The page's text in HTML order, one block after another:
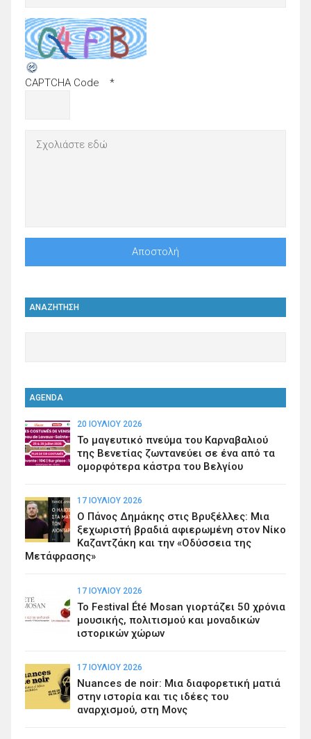
CAPTCHA Code *
ΑΝΑΖΗΤΗΣΗ
AGENDA
20 ΙΟΥΛΊΟΥ 2026
Το μαγευτικό πνεύμα του Καρναβαλιού
της Βενετίας ζωντανεύει σε ένα από τα
ομορφότερα κάστρα του Βελγίου
17 ΙΟΥΛΊΟΥ 2026
Ο Πάνος Δημάκης στις Βρυξέλλες: Μια
ξεχωριστή βραδιά αφιερωμένη στον Νίκο
Καζαντζάκη και την «Οδύσσεια της
Μετάφρασης»
17 ΙΟΥΛΊΟΥ 2026
Το Festival Été Mosan γιορτάζει 50 χρόνια
μουσικής, πολιτισμού και μοναδικών
ιστορικών χώρων
17 ΙΟΥΛΊΟΥ 2026
Nuances de noir: Μια διαφορετική ματιά
στην ιστορία και τις ιδέες του
αναρχισμού, στη Μονς